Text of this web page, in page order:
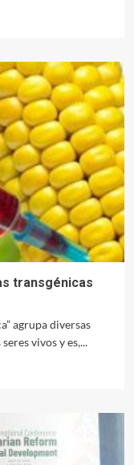
transgénicas
agrupa diversas
vivos y es,...